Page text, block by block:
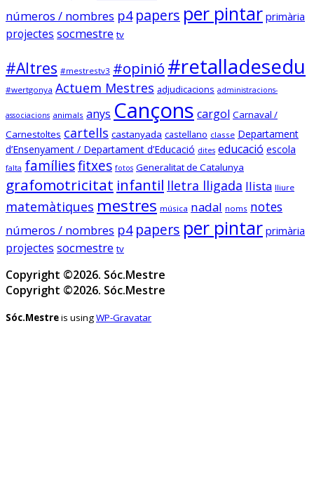
socmestre.cat/recursos/map...
Mapa de places pel curs 2024-
trasllats) .Especialitats
incloses:
PRI,SEC,FP500,FP600,EOI.
Dades @FETE_UGT
@opendatacat
Dades creuades per José Luís
Infante de @llefia i amb l'ajuda
de tot @OSMcatala
socmestre.cat
Mapa de centres públics
primària i secundària –
Sóc.Mestre
@socmestre.bsky.social
números / nombres p4 papers per pintar primària
projectes socmestre tv
#Altres #mestrestv3 #opinió #retalladesedu
#wertgonya Actuem Mestres adjudicacions administracions-
associacions animals anys Cançons cargol Carnaval /
Carnestoltes cartells castanyada castellano classe Departament
d’Ensenyament / Departament d’Educació dites educació escola
falta famíliesfitxes fotos Generalitat de Catalunya
grafomotricitat infantil lletra lligada llista lliure
matemàtiques mestres música nadal noms notes
números / nombres p4 papers per pintar primària
projectes socmestre tv
Copyright ©2026. Sóc.Mestre
Copyright ©2026. Sóc.Mestre
Sóc.Mestreis usingWP-Gravatar